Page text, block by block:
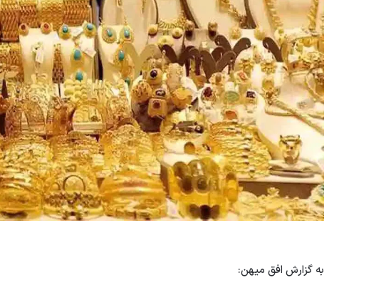
به گزارش افق میهن: